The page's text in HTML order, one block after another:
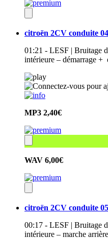
citroën 2CV conduite 04
01:21 - LESF | Bruitage
intérieure – démarrage
MP3 2,40€
WAV 6,00€
citroën 2CV conduite 05
00:17 - LESF | Bruitage
intérieure – marche